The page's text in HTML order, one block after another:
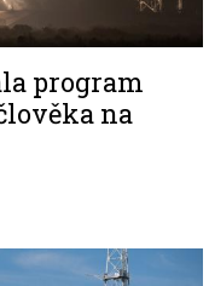
program
na